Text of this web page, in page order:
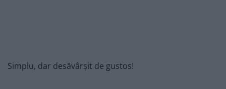
Simplu, dar desăvârșit de gustos!